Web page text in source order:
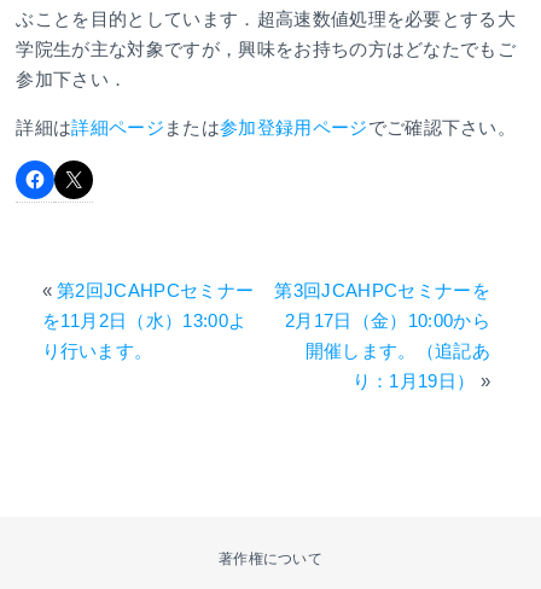
ぶことを目的としています．超高速数値処理を必要とする大
学院生が主な対象ですが，興味をお持ちの方はどなたでもご
参加下さい．
詳細は詳細ページ または参加登録用ページでご確認下さい。
«第2回JCAHPCセミナー
を11月2日（水）13:00よ
り行います。
第3回JCAHPCセミナーを
2月17日（金）10:00から
開催します。（追記あ
り：1月19日）
»
著作権について